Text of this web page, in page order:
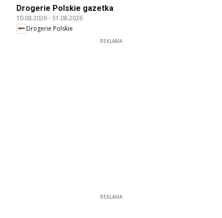
Drogerie Polskie gazetka
10.08.2026-31.08.2026
Drogerie Polskie
REKLAMA
REKLAMA